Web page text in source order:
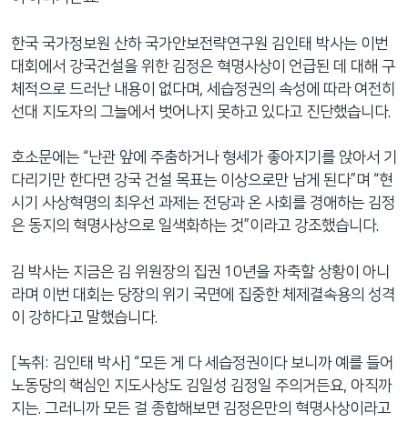
한국 국가정보원 산하 국가안보전략연구원 김인태 박사는 이번
대회에서 강국건설을 위한 김정은 혁명사상이 언급된 데 대해 구
체적으로 드러난 내용이 없다며, 세습정권의 속성에 따라 여전히
선대 지도자의 그늘에서 벗어나지 못하고 있다고 진단했습니다.
호소문에는 “난관 앞에 주춤하거나 형세가 좋아지기를 앉아서 기
다리기만 한다면 강국 건설 목표는 이상으로만 남게 된다”며 “현
시기 사상혁명의 최우선 과제는 전당과 온 사회를 경애하는 김정
은 동지의 혁명사상으로 일색화하는 것”이라고 강조했습니다.
김 박사는 지금은 김 위원장의 집권 10년을 자축할 상황이 아니
라며 이번 대회는 당장의 위기 국면에 집중한 체제결속용의 성격
이 강하다고 말했습니다.
[녹취: 김인태 박사] “모든 게 다 세습정권이다 보니까 예를 들어
노동당의 핵심인 지도사상도 김일성 김정일 주의거든요, 아직까
지는. 그러니까 모든 걸 종합해보면 김정은만의 혁명사상이라고